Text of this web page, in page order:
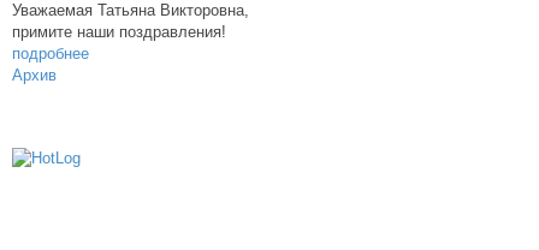
Уважаемая Татьяна Викторовна,
примите наши поздравления!
подробнее
Архив